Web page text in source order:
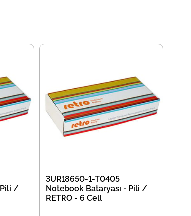
Pili /
3UR18650-1-T0405
Notebook Bataryası - Pili /
RETRO - 6 Cell